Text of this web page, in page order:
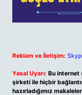
Reklam ve İletişim:
Yasal Uyarı: Bu internet
şirketi ile hiçbir
hazırladığımız